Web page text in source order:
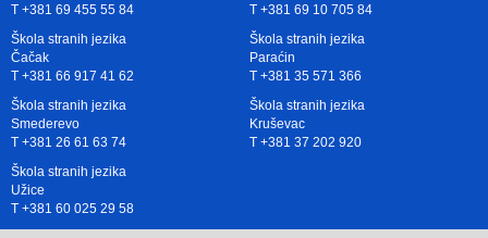
T +381 69 455 55 84
T +381 69 10 705 84
Škola stranih jezika
Čačak
T +381 66 917 41 62
Škola stranih jezika
Paraćin
T +381 35 571 366
Škola stranih jezika
Smederevo
T +381 26 61 63 74
Škola stranih jezika
Kruševac
T +381 37 202 920
Škola stranih jezika
Užice
T +381 60 025 29 58